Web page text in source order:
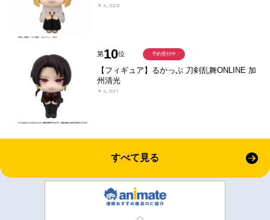
￥4,020
第10位
【フィギュア】るかっぷ 刀剣乱舞ONLINE 加
州清光
￥4,301
予約受付中
すべて見る